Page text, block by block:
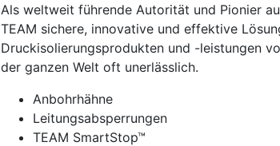
Als weltweit führende Autorität und Pionier
TEAM sichere, innovative und effektive
Druckisolierungsprodukten und -leistungen
der ganzen Welt oft unerlässlich.
Anbohrhähne
Leitungsabsperrungen
TEAM SmartStop™